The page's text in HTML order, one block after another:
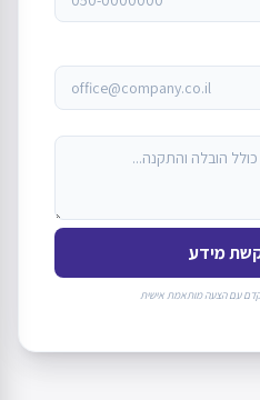
מידע
עם הצעה מותאמת אישית